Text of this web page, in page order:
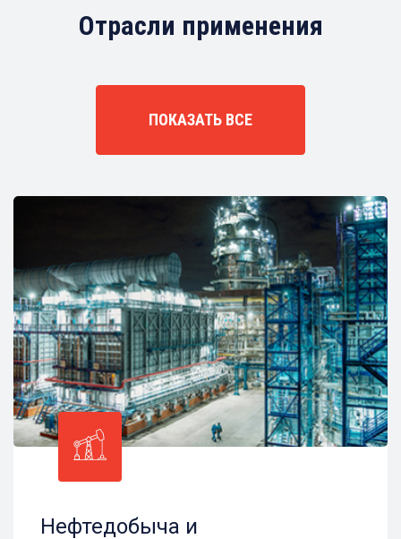
Отрасли применения
ПОКАЗАТЬ ВСЕ
Нефтедобыча и